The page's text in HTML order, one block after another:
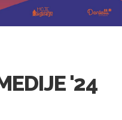
'24